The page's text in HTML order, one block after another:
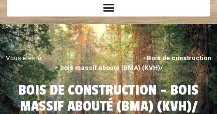
Vous êtes ici ›Spécialiste du bois à Cernay (68)›Bois de construction
– bois massif abouté (BMA) (KVH)/
BOIS DE CONSTRUCTION – BOIS
MASSIF ABOUTÉ (BMA) (KVH)/